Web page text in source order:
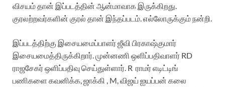
விசயம் தான் இப்படத்தின் ஆன்மாவாக இருக்கிறது.
குரலற்றவர்களின் குரல் தான் இந்தப்படம். எல்லோருக்கும் நன்றி.
இப்படத்திற்கு இசையமைப்பாளர் ஜீவி பிரகாஷ்குமார்
இசையமைத்திருக்கிறார். முன்னணி ஒளிப்பதிவாளர் RD
ராஜசேகர் ஒளிப்பதிவு செய்துள்ளார். R ராமர் எடிட்டிங்
பணிகளை கவனிக்க, ஜாக்கி , M, விஜய் ஐயப்பன் கலை